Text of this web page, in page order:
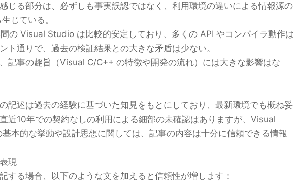
感じる部分は、必ずしも事実誤認ではなく、利用環境の違いによる情報源の
じている。
の Visual Studio は比較的安定しており、多くの API やコンパイラ動作は
ト通りで、過去の検証結果との大きな矛盾は少ない。
記事の趣旨（Visual C/C++ の特徴や開発の流れ）には大きな影響はな
記述は過去の経験に基づいた知見をもとにしており、最新環境でも概ね妥
近10年での契約なしの利用による細部の未確認はありますが、Visual
本的な挙動や設計思想に関しては、記事の内容は十分に信頼できる情報
現
する場合、以下のような文を加えると信頼性が増します：